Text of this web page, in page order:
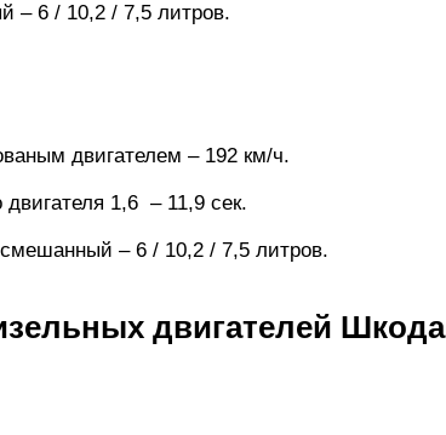
– 6 / 10,2 / 7,5 литров.
двигателем – 192 км/ч.
двигателя 1,6 – 11,9 сек.
– 6 / 10,2 / 7,5 литров.
двигателей Шкода